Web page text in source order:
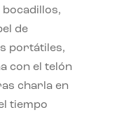
bocadillos,
de
portátiles,
con el telón
charla en
tiempo